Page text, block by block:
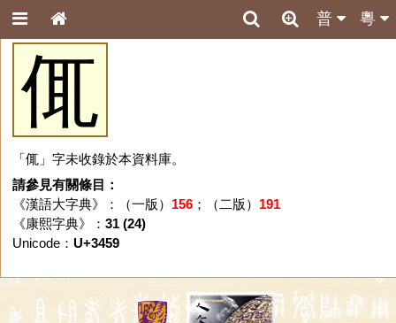
粵
普
㑙
「㑙」字未收錄於本資料庫。
請參見有關條目：
《漢語大字典》：（一版） 156；（二版） 191
《康熙字典》： 31 (24)
Unicode： U+3459